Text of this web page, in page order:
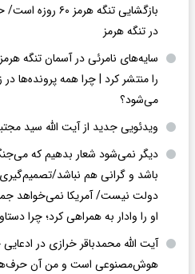
بازگشایی تنگه
در تنگه هرمز
سایه‌های نامرئی در آسمان تنگه
را منتشر کرد | چرا همه پرونده‌ها در
می‌شود؟
ویدئویی جدید از آیت الله سید
دیگر نمی‌شود شعار بدهیم که
باشد و گرانی هم نباشد/
دولت نیست/ آمریکا نمی‌خواهد
او را وادار به همراهی کرد؛ چرا
آیت الله محمدباقر خرازی در
هوش‌مصنوعی است و من آن حرف‌ها